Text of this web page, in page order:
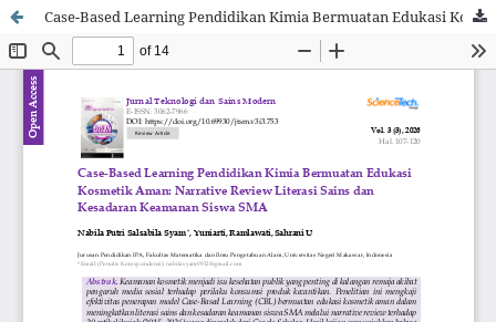
Case-Based Learning Pendidikan Kimia Bermuatan Edukasi Kosmetik Aman: Narrative Review Literasi Sains dan Kesadaran Keamanan Siswa SMA